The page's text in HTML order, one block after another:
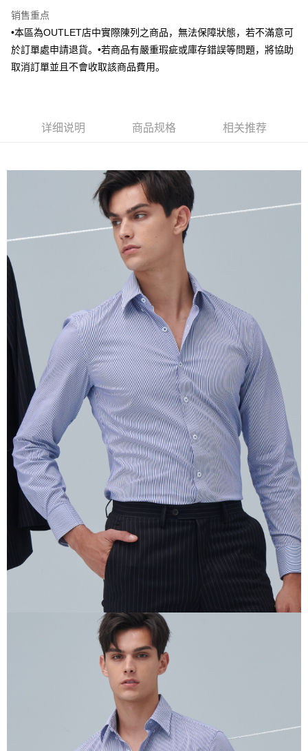
台湾乐天信用卡公司
玉山商业银行
台湾乐天信用卡公司
AFTEE先享后付
相关说明
2. 進行簡訊驗證之後，即可完成結帳手續。
3. 訂單確認後不需事先繳費，商品會配送至您的指定地址。
5. 收到商品當下無需繳費，確認無誤後，請再利用繳費通知簡訊或AFTEE
APP於四大便利商店‧ATM/網銀等方式進行付款。
請留意繳費期限為 14 天。唯有下載 AFTEE App 成為 AFTEE 會員者方能享
有最長 45 天內付款之服務。
繳費期限，為商家向您請款的時間，再加上使用AFTEE可延長的天數所計算
出。使用AFTEE下訂可以延長您收到商品前的繳費天數，但無法保證一定能
夠在期限內收到商品(例如:預購商品或預計到貨時間較長者)。因此無論收到
商品與否，仍需要請您在AFTEE規定的時間內完成繳費。
二、付款限制
1. 初次使用 AFTEE 時，將依認證結果及本公司審查結果，核予每個人不同
之上限額度
2. 結帳金額須大於NT$30
3. 目前僅支援台灣會員
三、聲明條款
「AFTEE先享後付」(下稱本服務)乃由恩沛科技股份有限公司(下稱 AFTEE )
所提供，並由 AFTEE 向您收取款項。因使用本服務所須提供之個人資料(包
含但不限於訂購人姓名、電話，收件人姓名、電話、收件地址)，將交付予
AFTEE 於本服務必要服務範圍內運用。關於 AFTEE 對於個人資料之蒐集、
處理、利用，詳參 AFTEE 官網之『個人資料蒐集、處理及利用告知聲明』
（https://aftee.tw/privacypolicy/）。
若款項超過繳費期限，將根據當次的金額加收年利率 16% 的逾期滯納金。
未成年的使用者，請事先徵得法定代理人或監護人之同意方可使用
AFTEE。
若您對於個人資料之處理、利用有任何疑問，或欲行使相關法律權利，請聯
繫恩沛科技股份有限公司。若您不同意我們將上開所示之個人資料，連同必
要之購買訂單資訊提供予 AFTEE ，或讓 AFTEE 蒐集處理利用您的個人資
料，請勿選用本服務。
运送方式
每笔NT$120，满NT$3,000(含以上)免运费
每笔NT$350，满NT$3,500(含以上)免运费
LINEX 宇迅國際
销售重点
•本區為OUTLET店中實際陳列之商品，無法保障狀態，若不滿意可
於訂單處申請退貨。•若商品有嚴重瑕疵或庫存錯誤等問題，將協助
取消訂單並且不會收取該商品費用。
详细说明 商品规格 相关推荐